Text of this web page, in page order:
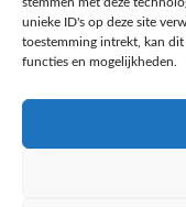
unieke ID's op deze site
toestemming intrekt, kan
functies en mogelijkheden.
kennis met onze
favoriete keto recepten in